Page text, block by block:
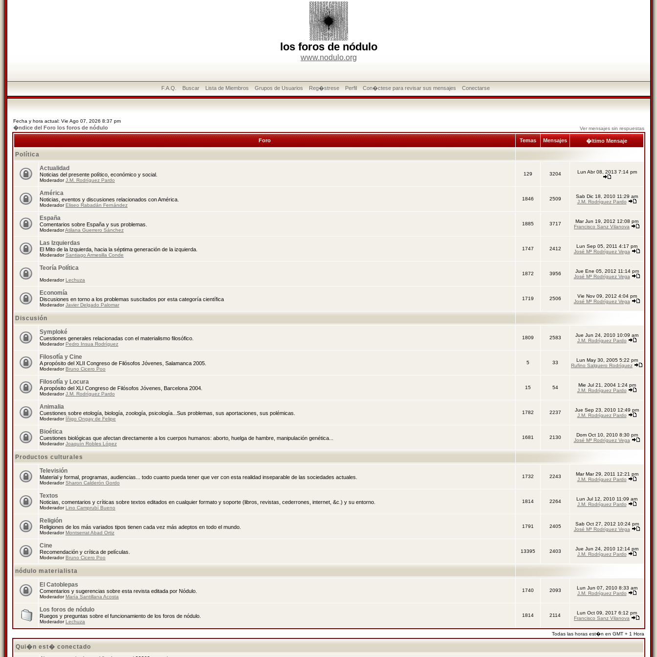
los foros de nódulo
www.nodulo.org
F.A.Q. Buscar Lista de Miembros Grupos de Usuarios Reg�strese Perfil Con�ctese para revisar sus mensajes Conectarse
Fecha y hora actual: Vie Ago 07, 2026 8:37 pm
�ndice del Foro los foros de nódulo Ver mensajes sin respuestas
Foro Temas Mensajes �ltimo Mensaje
Política
Actualidad
Noticias del presente político, económico y social.
ModeradorJ.M. Rodríguez Pardo
129 3204 Lun Abr 08, 2013 7:14 pm
América
Noticias, eventos y discusiones relacionados con América.
ModeradorEliseo Rabadán Fernández
1846 2509
Sab Dic 18, 2010 11:29 am
J.M. Rodríguez Pardo
España
Comentarios sobre España y sus problemas.
ModeradorAtilana Guerrero Sánchez
1885 3717
Mar Jun 19, 2012 12:08 pm
Francisco Sanz Vilanova
Las Izquierdas
El Mito de la Izquierda, hacia la séptima generación de la izquierda.
ModeradorSantiago Armesilla Conde
1747 2412
Lun Sep 05, 2011 4:17 pm
José Mª Rodríguez Vega
Teoría Política
ModeradorLechuza
1872 3956
Jue Ene 05, 2012 11:14 pm
José Mª Rodríguez Vega
Economía
Discusiones en torno a los problemas suscitados por esta categoría científica
ModeradorJavier Delgado Palomar
1719 2506
Vie Nov 09, 2012 4:04 pm
José Mª Rodríguez Vega
Discusión
Symploké
Cuestiones generales relacionadas con el materialismo filosófico.
ModeradorPedro Insua Rodríguez
1809 2583
Jue Jun 24, 2010 10:09 am
J.M. Rodríguez Pardo
Filosofía y Cine
A propósito del XLII Congreso de Filósofos Jóvenes, Salamanca 2005.
ModeradorBruno Cicero Poo
5 33
Lun May 30, 2005 5:22 pm
Rufino Salguero Rodríguez
Filosofía y Locura
A propósito del XLI Congreso de Filósofos Jóvenes, Barcelona 2004.
ModeradorJ.M. Rodríguez Pardo
15 54
Mie Jul 21, 2004 1:24 pm
J.M. Rodríguez Pardo
Animalia
Cuestiones sobre etología, biología, zoología, psicología...Sus problemas, sus aportaciones, sus polémicas.
Moderador Íñigo Ongay de Felipe
1782 2237
Jue Sep 23, 2010 12:49 pm
J.M. Rodríguez Pardo
Bioética
Cuestiones biológicas que afectan directamente a los cuerpos humanos: aborto, huelga de hambre, manipulación genética...
ModeradorJoaquín Robles López
1681 2130
Dom Oct 10, 2010 8:30 pm
José Mª Rodríguez Vega
Productos culturales
Televisión
Material y formal, programas, audiencias... todo cuanto pueda tener que ver con esta realidad inseparable de las sociedades actuales.
ModeradorSharon Calderón Gordo
1732 2243
Mar Mar 29, 2011 12:21 pm
J.M. Rodríguez Pardo
Textos
Noticias, comentarios y críticas sobre textos editados en cualquier formato y soporte (libros, revistas, cederrones, internet, &c.) y su entorno.
ModeradorLino Camprubí Bueno
1814 2264
Lun Jul 12, 2010 11:09 am
J.M. Rodríguez Pardo
Religión
Religiones de los más variados tipos tienen cada vez más adeptos en todo el mundo.
ModeradorMontserrat Abad Ortiz
1791 2405
Sab Oct 27, 2012 10:24 pm
José Mª Rodríguez Vega
Cine
Recomendación y crítica de películas.
ModeradorBruno Cicero Poo
13395 2403
Jue Jun 24, 2010 12:14 pm
J.M. Rodríguez Pardo
nódulo materialista
El Catoblepas
Comentarios y sugerencias sobre esta revista editada por Nódulo.
ModeradorMaría Santillana Acosta
1740 2093
Lun Jun 07, 2010 8:33 am
J.M. Rodríguez Pardo
Los foros de nódulo
Ruegos y preguntas sobre el funcionamiento de los foros de nódulo.
ModeradorLechuza
1814 2114
Lun Oct 09, 2017 6:12 pm
Francisco Sanz Vilanova
Todas las horas est�n en GMT + 1 Hora
Qui�n est� conectado